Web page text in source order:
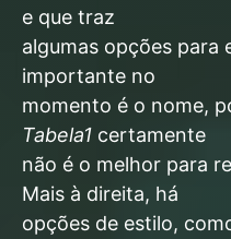
e que traz
algumas opções para
importante no
momento é o nome,
Tabela1 certamente
não é o melhor para
Mais à direita, há
opções de estilo,